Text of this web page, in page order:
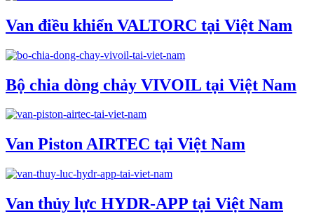
Van điều khiển VALTORC tại Việt Nam
Bộ chia dòng chảy VIVOIL tại Việt Nam
Van Piston AIRTEC tại Việt Nam
Van thủy lực HYDR-APP tại Việt Nam